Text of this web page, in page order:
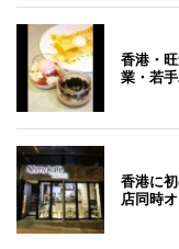
香港・
業・若
香港に
店同時